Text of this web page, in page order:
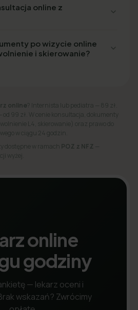
online z
po wizycie online
i skierowanie?
online ? Internista lub pediatra — 89 zł.
99 zł. W cenie konsultacja, dokumenty
L4, skierowanie) oraz prawo do
w ciągu 24 godzin.
dostępne w ramach POZ z NFZ
wyżej.
online
godziny
— lekarz oceni i
wskazań? Zwrócimy